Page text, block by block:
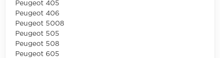
Peugeot 405
Peugeot 406
Peugeot 5008
Peugeot 505
Peugeot 508
Peugeot 605